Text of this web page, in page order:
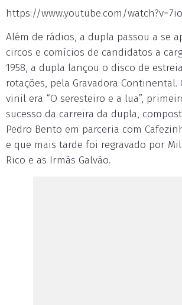
https://www.youtube.com/
Além de rádios, a dupla passou a se
circos e comícios de candidatos a
1958, a dupla lançou o disco de
rotações, pela Gravadora
vinil era “O seresteiro e a lua”,
sucesso da carreira da dupla,
Pedro Bento em parceria com
e que mais tarde foi regravado por
Rico e as Irmãs Galvão.